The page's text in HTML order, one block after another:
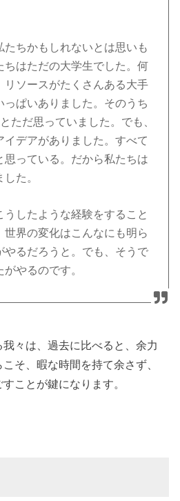
ちかもしれないとは思いも
ちはただの大学生でした。何
リソースがたくさんある大手
っぱいありました。そのうち
ただ思っていました。でも、
デアがありました。すべて
思っている。だから私たちは
た。
したような経験をすること
世界の変化はこんなにも明ら
やるだろうと。でも、そうで
やるのです。
々は、過去に比べると、余力
そ、暇な時間を持て余さず、
ことが鍵になります。